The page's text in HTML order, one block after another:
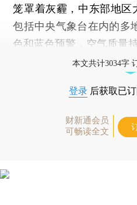
笼罩着灰霾，中东部地区
包括中央气象台在内的多
色和蓝色预警，空气质量持
本文共计3034字
登录 后获取已
财新通会员
可畅读全文